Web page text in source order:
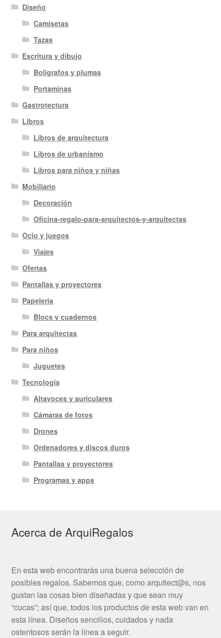
Diseño
Camisetas
Tazas
Escritura y dibujo
Bolígrafos y plumas
Portaminas
Gastrotectura
Libros
Libros de arquitectura
Libros de urbanismo
Libros para niños y niñas
Mobiliario
Decoración
Oficina-regalo-para-arquitectos-y-arquitectas
Ocio y juegos
Viajes
Ofertas
Pantallas y proyectores
Papelería
Blocs y cuadernos
Para arquitectas
Para niños
Juguetes
Tecnología
Altavoces y auriculares
Cámaras de fotos
Drones
Ordenadores y discos duros
Pantallas y proyectores
Programas y apps
Acerca de ArquiRegalos
En esta web encontrarás una buena selección de
posibles regalos. Sabemos que, como arqutiect@s, nos
gustan las cosas bien diseñadas y que sean muy
“cucas”; así que, todos los productos de esta web van en
esta línea. Diseños sencillos, cuidados y nada
ostentosos serán la línea a seguir.